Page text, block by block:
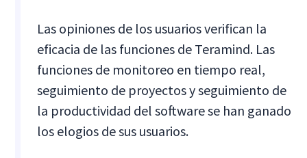
Las opiniones de los usuarios verifican la
eficacia de las funciones de Teramind. Las
funciones de monitoreo en tiempo real,
seguimiento de proyectos y seguimiento de
la productividad del software se han ganado
los elogios de sus usuarios.